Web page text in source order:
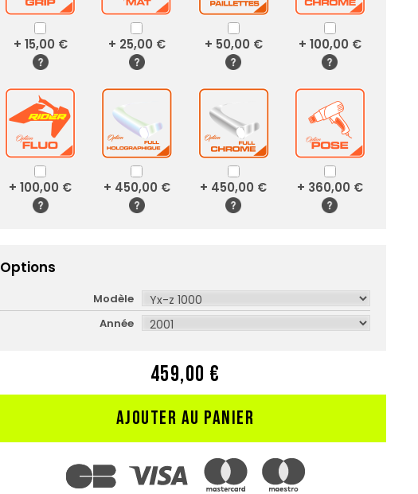
+ 15,00 € + 25,00 € + 50,00 € + 100,00 €
+ 100,00 € + 450,00 € + 450,00 € + 360,00 €
Options
Modèle
Année
459,00 €
AJOUTER AU PANIER